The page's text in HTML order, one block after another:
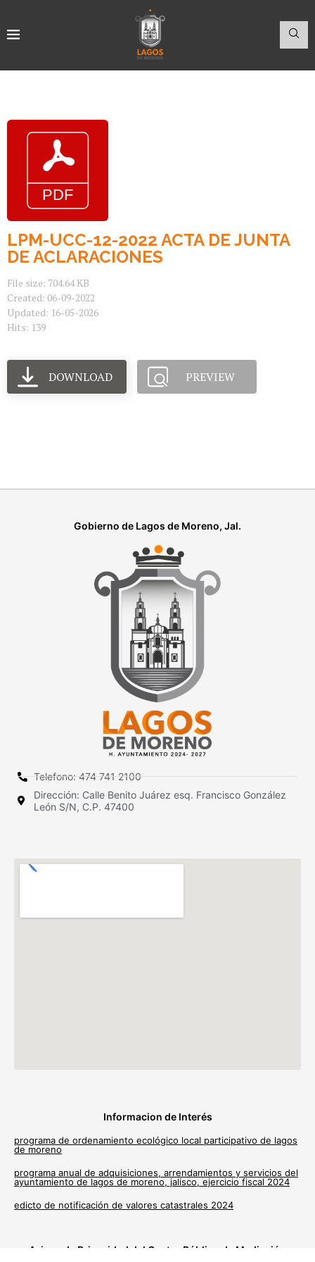
LPM-UCC-12-2022 ACTA DE JUNTA
DE ACLARACIONES
File size: 704.64 KB
Created: 06-09-2022
Updated: 16-05-2026
Hits: 139
DOWNLOAD PREVIEW
Gobierno de Lagos de Moreno, Jal.
Telefono: 474 741 2100
Dirección: Calle Benito Juárez esq. Francisco González
León S/N, C.P. 47400
Informacion de Interés
programa de ordenamiento ecológico local participativo de lagos
de moreno
programa anual de adquisiciones, arrendamientos y servicios del
ayuntamiento de lagos de moreno, jalisco, ejercicio fiscal 2024
edicto de notificación de valores catastrales 2024
Avisos de Privacidad del Centro Público de Mediación